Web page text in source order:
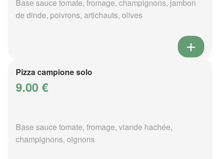
Base sauce tomate, fromage, champignons, jambon
de dinde, poivrons, artichauts, olives
Pizza campione solo
9.00 €
Base sauce tomate, fromage, viande hachée,
champignons, oignons